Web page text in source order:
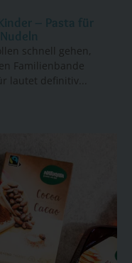
– Pasta für
schnell gehen,
Familienbande
lautet definitiv...